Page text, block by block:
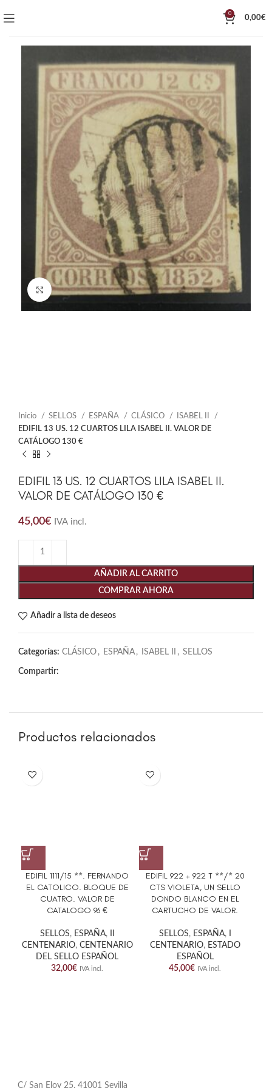
0
0,00€
Click to enlarge
Inicio SELLOS ESPAÑA CLÁSICO
ISABEL II
EDIFIL 13 US. 12 CUARTOS LILA ISABEL II. VALOR DE
CATÁLOGO 130 €
EDIFIL 13 US. 12 CUARTOS LILA ISABEL II.
VALOR DE CATÁLOGO 130 €
45,00€ IVA incl.
AÑADIR AL CARRITO
COMPRAR AHORA
Añadir a lista de deseos
Categorías: CLÁSICO , ESPAÑA , ISABEL II , SELLOS
Compartir:
Productos relacionados
EDIFIL 1111/15 **. FERNANDO
EL CATOLICO. BLOQUE DE
CUATRO. VALOR DE
CATALOGO 96 €
SELLOS, ESPAÑA,
CENTENARIO, CENTENARIO
DEL SELLO ESPAÑOL
32,00€ IVA incl.
EDIFIL 922 + 922 T **/* 20
CTS VIOLETA, UN SELLO
DONDO BLANCO EN EL
CARTUCHO DE VALOR.
SELLOS, ESPAÑA,
CENTENARIO, ESTADO
ESPAÑOL
45,00€ IVA incl.
C/ San Eloy 25, 41001 Sevilla